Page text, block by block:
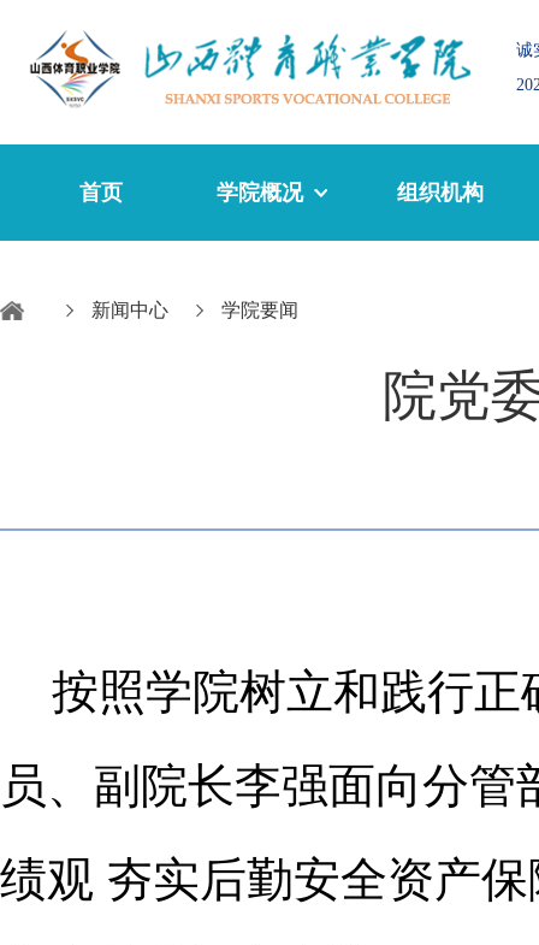
诚
首页 学院概况 组织机构
新闻中心 学院要闻
院党
按照学院树立和践行
员、副院长李强面向分
绩观 夯实后勤安全资产